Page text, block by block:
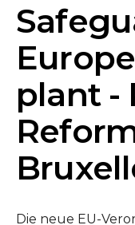
plant -
Die neue EU-